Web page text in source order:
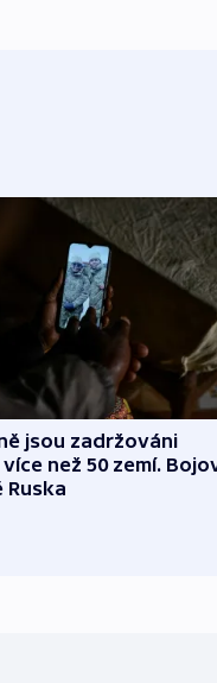
jsou zadržováni
než 50 zemí.
Ruska